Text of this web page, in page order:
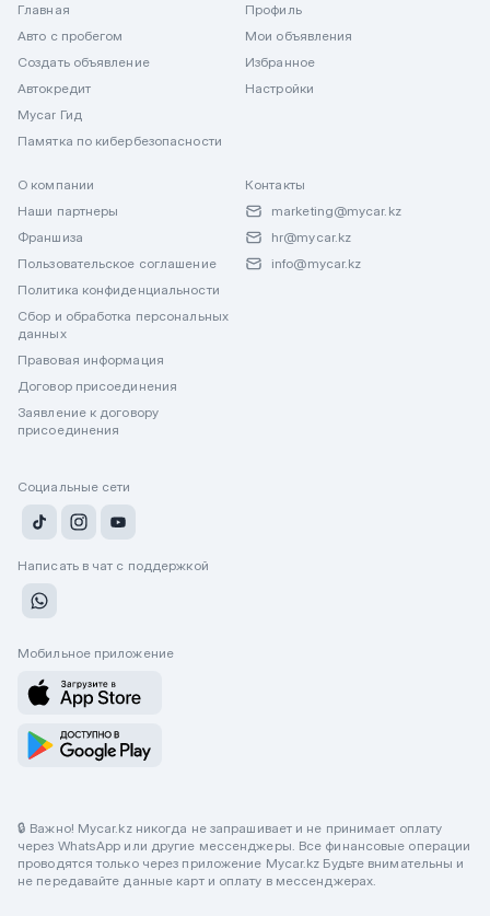
Главная
Авто с пробегом
Создать объявление
Автокредит
Mycar Гид
Памятка по кибербезопасности
Профиль
Мои объявления
Избранное
Настройки
О компании
Наши партнеры
Франшиза
Пользовательское соглашение
Политика конфиденциальности
Сбор и обработка персональных
данных
Правовая информация
Договор присоединения
Заявление к договору
присоединения
Контакты
marketing@mycar.kz
hr@mycar.kz
info@mycar.kz
Социальные сети
Написать в чат с поддержкой
Мобильное приложение
🔒 Важно! Mycar.kz никогда не запрашивает и не принимает оплату
через WhatsApp или другие мессенджеры. Все финансовые операции
проводятся только через приложение Mycar.kz Будьте внимательны и
не передавайте данные карт и оплату в мессенджерах.